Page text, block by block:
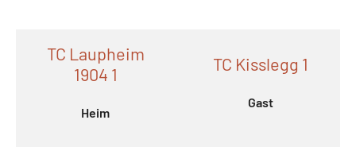
TC Laupheim
1904 1
Heim
TC Kisslegg 1
Gast